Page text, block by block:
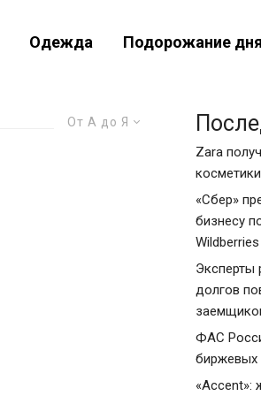
Одежда Подорожание дня
От А до Я
Zara
«Сбер»
бизнесу
Wildberries
Эксперты
долгов
ФАС
биржевых
«Accent»: